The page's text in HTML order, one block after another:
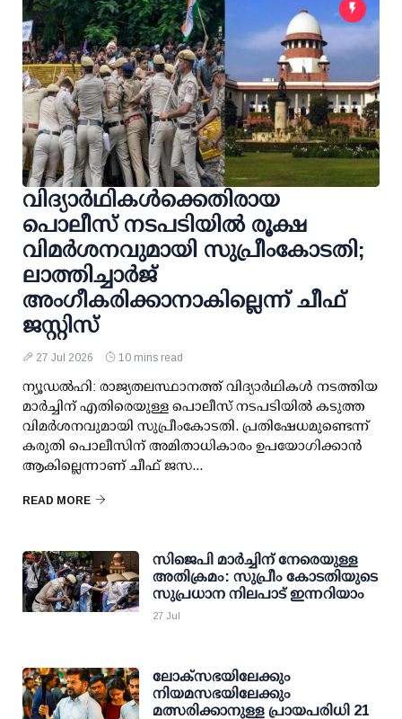
വിദ്യാർഥികൾക്കെതിരായ
പൊലീസ് നടപടിയിൽ രൂക്ഷ
വിമർശനവുമായി സുപ്രീംകോടതി;
ലാത്തിച്ചാർജ്
അംഗീകരിക്കാനാകില്ലെന്ന് ചീഫ്
ജസ്റ്റിസ്
27 Jul 2026 10 mins read
ന്യൂഡൽഹി: രാജ്യതലസ്ഥാനത്ത് വിദ്യാർഥികൾ നടത്തിയ
മാർച്ചിന് എതിരെയുള്ള പൊലീസ് നടപടിയിൽ കടുത്ത
വിമർശനവുമായി സുപ്രീംകോടതി. പ്രതിഷേധമുണ്ടെന്ന്
കരുതി പൊലീസിന് അമിതാധികാരം ഉപയോഗിക്കാൻ
ആകില്ലെന്നാണ് ചീഫ് ജസ...
READ MORE
സിജെപി മാര്‍ച്ചിന് നേരെയുള്ള
അതിക്രമം: സുപ്രീം കോടതിയുടെ
സുപ്രധാന നിലപാട് ഇന്നറിയാം
27 Jul
ലോക്സഭയിലേക്കും
നിയമസഭയിലേക്കും
മത്സരിക്കാനുള്ള പ്രായപരിധി 21